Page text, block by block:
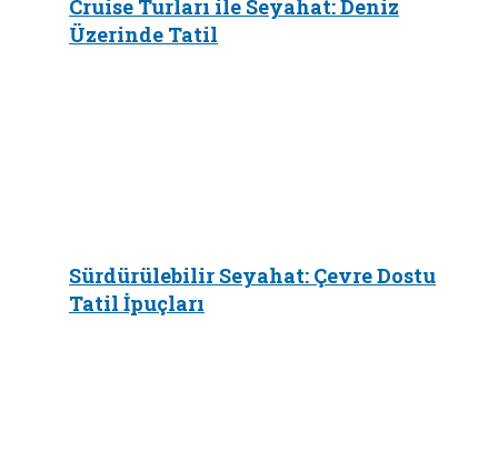
Cruise Turları ile Seyahat: Deniz
Üzerinde Tatil
Sürdürülebilir Seyahat: Çevre Dostu
Tatil İpuçları